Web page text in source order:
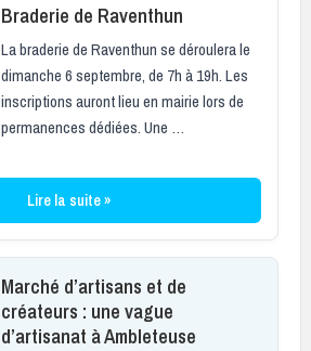
Braderie de Raventhun
La braderie de Raventhun se déroulera le
dimanche 6 septembre, de 7h à 19h. Les
inscriptions auront lieu en mairie lors de
permanences dédiées. Une …
Lire la suite »
Marché d’artisans et de
créateurs : une vague
d’artisanat à Ambleteuse